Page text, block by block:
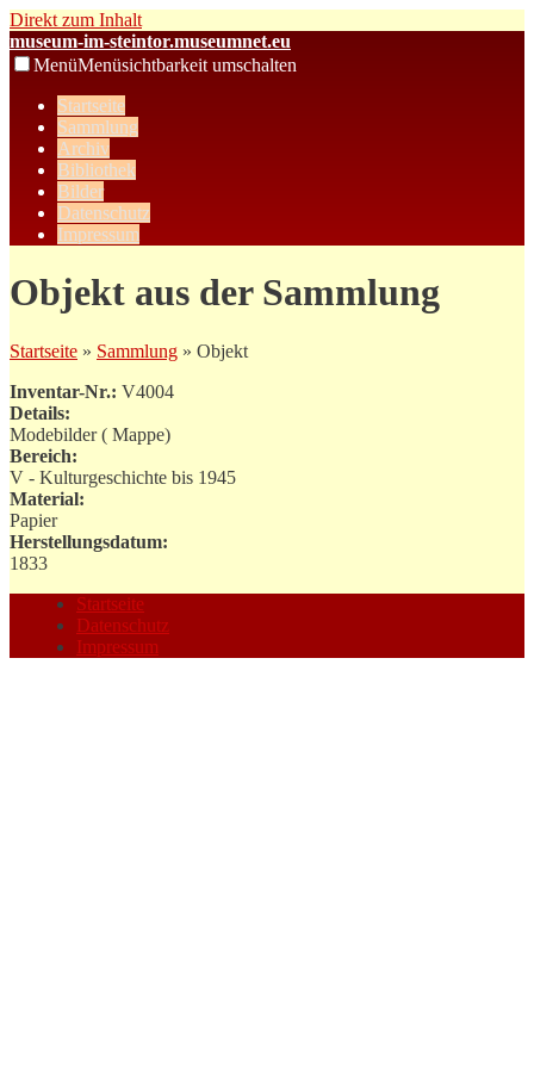
Direkt zum Inhalt
museum-im-steintor.museumnet.eu
MenüMenüsichtbarkeit umschalten
Startseite
Sammlung
Archiv
Bibliothek
Bilder
Datenschutz
Impressum
Objekt aus der Sammlung
Startseite » Sammlung » Objekt
Inventar-Nr.: V4004
Details:
Modebilder ( Mappe)
Bereich:
V - Kulturgeschichte bis 1945
Material:
Papier
Herstellungsdatum:
1833
Startseite
Datenschutz
Impressum